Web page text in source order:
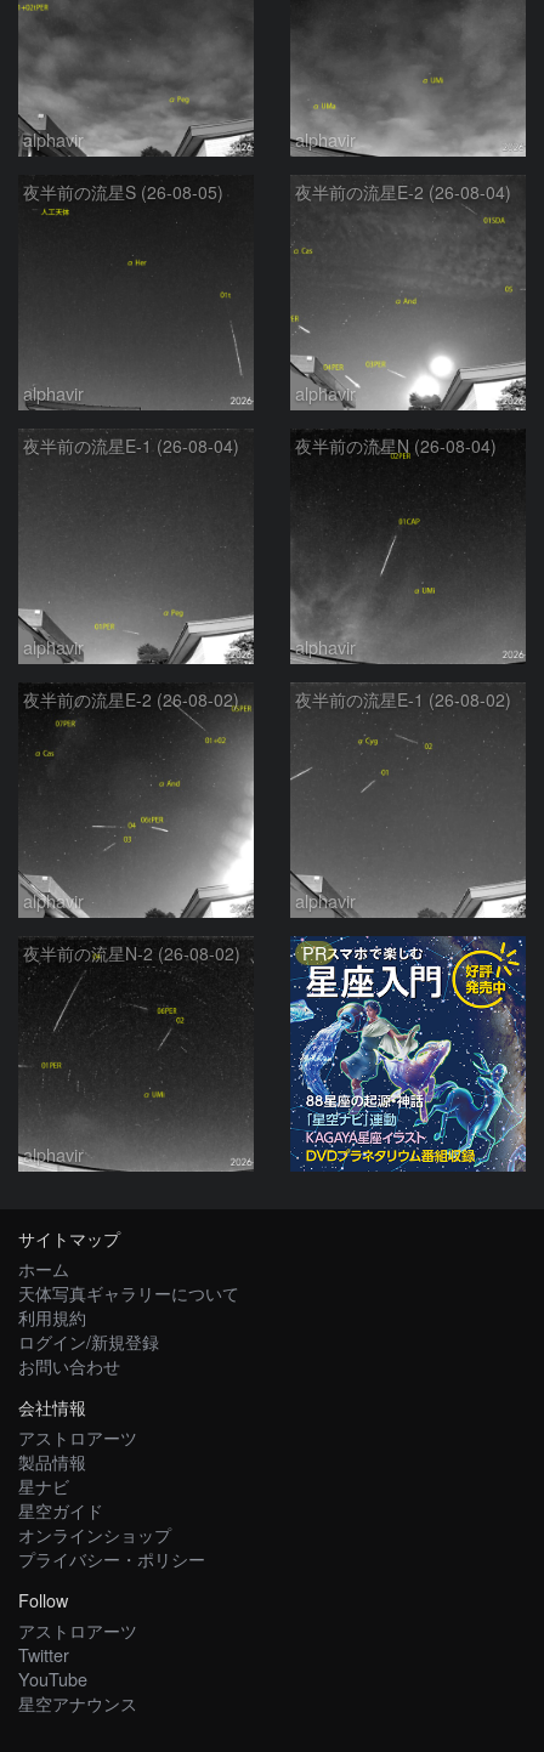
alphavir alphavir
夜半前の流星S (26-08-05)
alphavir
夜半前の流星E-2 (26-08-04)
alphavir
夜半前の流星E-1 (26-08-04)
alphavir
夜半前の流星N (26-08-04)
alphavir
夜半前の流星E-2 (26-08-02)
alphavir
夜半前の流星E-1 (26-08-02)
alphavir
夜半前の流星N-2 (26-08-02)
alphavir
PR
サイトマップ
ホーム
天体写真ギャラリーについて
利用規約
ログイン/新規登録
お問い合わせ
会社情報
アストロアーツ
製品情報
星ナビ
星空ガイド
オンラインショップ
プライバシー・ポリシー
Follow
アストロアーツ
Twitter
YouTube
星空アナウンス